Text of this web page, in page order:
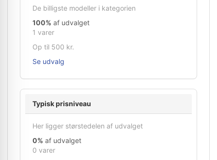
De billigste modeller i kategorien
100% af udvalget
1 varer
Op til 500 kr.
Se udvalg
Typisk prisniveau
Her ligger størstedelen af udvalget
0% af udvalget
0 varer